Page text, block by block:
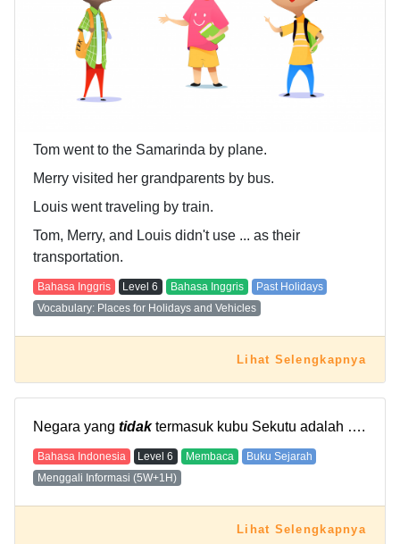
Tom went to the Samarinda by plane.
Merry visited her grandparents by bus.
Louis went traveling by train.
Tom, Merry, and Louis didn't use ... as their
transportation.
Bahasa Inggris Level 6 Bahasa Inggris
Past Holidays
Vocabulary: Places for Holidays and Vehicles
Lihat Selengkapnya
Negara yang tidaktermasuk kubu Sekutu adalah ….
Bahasa Indonesia Level 6 Membaca
Buku Sejarah
Menggali Informasi (5W+1H)
Lihat Selengkapnya